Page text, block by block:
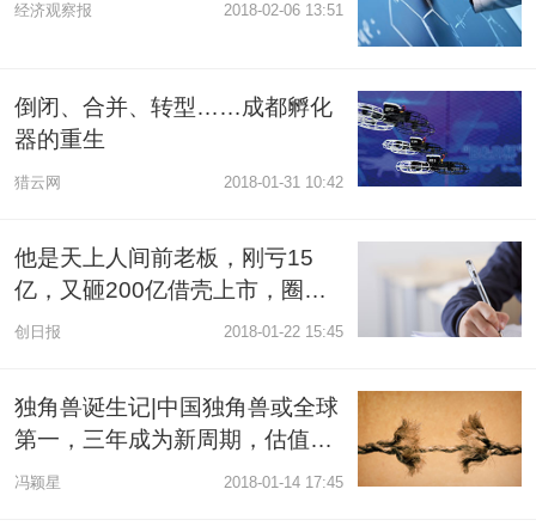
经济观察报 2018-02-06 13:51
倒闭、合并、转型……成都孵化
器的重生
猎云网 2018-01-31 10:42
他是天上人间前老板，刚亏15
亿，又砸200亿借壳上市，圈钱
圈急眼了吗？
创日报 2018-01-22 15:45
独角兽诞生记|中国独角兽或全球
第一，三年成为新周期，估值10
亿美元也未必成功
冯颖星 2018-01-14 17:45